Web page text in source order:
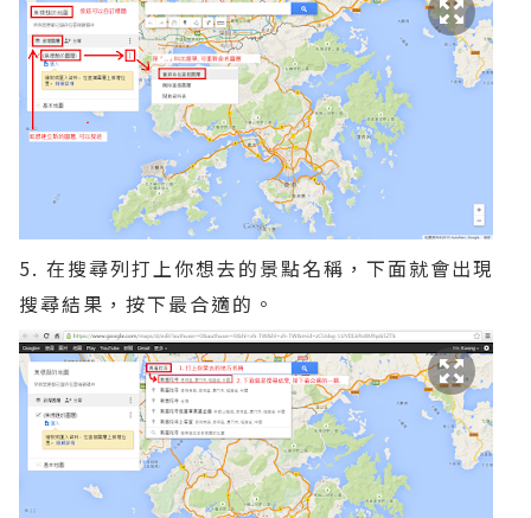
5. 在搜尋列打上你想去的景點名稱，下面就會出現
搜尋結果，按下最合適的。